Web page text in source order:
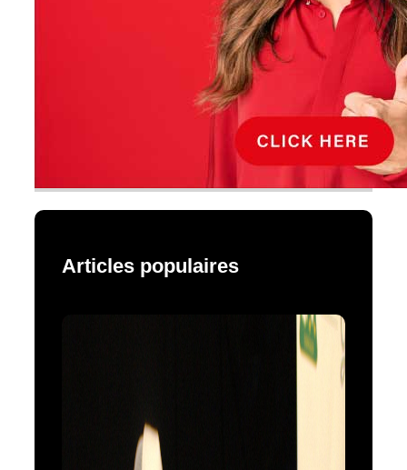
Articles populaires